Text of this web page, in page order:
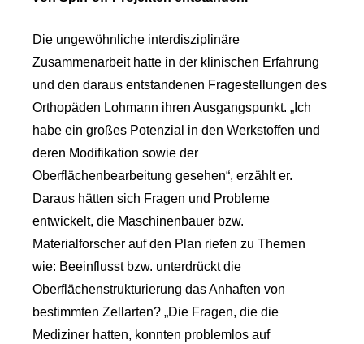
Die ungewöhnliche interdisziplinäre
Zusammenarbeit hatte in der klinischen Erfahrung
und den daraus entstandenen Fragestellungen des
Orthopäden Lohmann ihren Ausgangspunkt. „Ich
habe ein großes Potenzial in den Werkstoffen und
deren Modifikation sowie der
Oberflächenbearbeitung gesehen“, erzählt er.
Daraus hätten sich Fragen und Probleme
entwickelt, die Maschinenbauer bzw.
Materialforscher auf den Plan riefen zu Themen
wie: Beeinflusst bzw. unterdrückt die
Oberflächenstrukturierung das Anhaften von
bestimmten Zellarten? „Die Fragen, die die
Mediziner hatten, konnten problemlos auf